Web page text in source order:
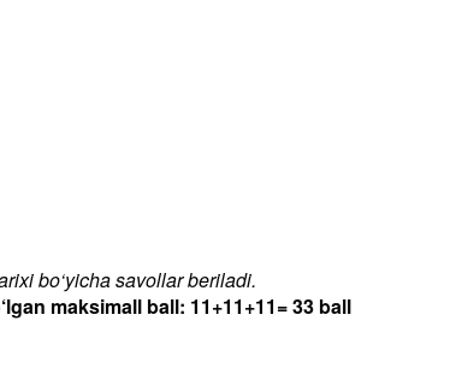
bo‘yicha savollar beriladi.
maksimall ball: 11+11+11= 33 ball